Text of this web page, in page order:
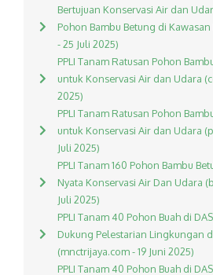
Bertujuan Konservasi Air dan
Pohon Bambu Betung di
- 25 Juli 2025)
PPLI Tanam Ratusan Pohon
untuk Konservasi Air dan Udara
2025)
PPLI Tanam Ratusan Pohon
untuk Konservasi Air dan Udara
Juli 2025)
PPLI Tanam 160 Pohon Bambu
Nyata Konservasi Air Dan Udara
Juli 2025)
PPLI Tanam 40 Pohon Buah di
Dukung Pelestarian Lingkungan
(mnctrijaya.com - 19 Juni 2025)
PPLI Tanam 40 Pohon Buah di